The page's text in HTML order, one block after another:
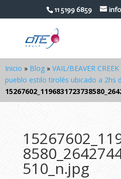
11 5199 6859
Inicio » Blog » VAIL/BEAVER
pueblo estilo tirolés ubicado a 2hs
510_n.jpg